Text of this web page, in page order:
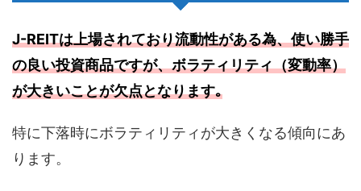
J-REITは上場されており流動性がある為、使い勝手
の良い投資商品ですが、ボラティリティ（変動率）
が大きいことが欠点となります｡
特に下落時にボラティリティが大きくなる傾向にあ
ります。